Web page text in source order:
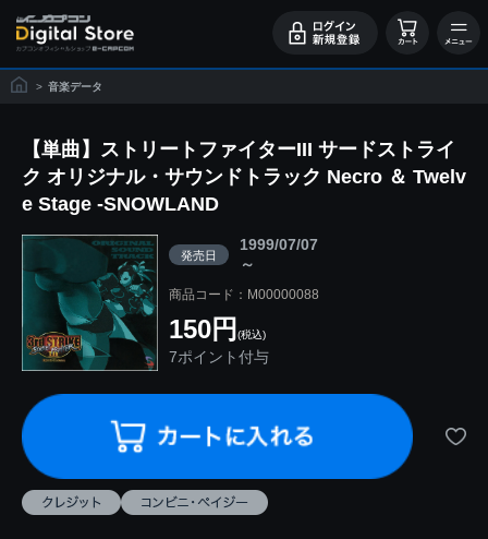
> 音楽データ
【単曲】ストリートファイターIII サードストライ
ク オリジナル・サウンドトラック Necro ＆ Twelv
e Stage -SNOWLAND
発売日
1999/07/07
～
商品コード：M00000088
150円 (税込)
7ポイント付与